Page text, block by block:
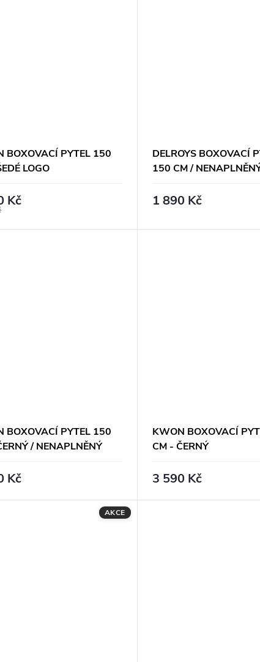
BOXOVACÍ PYTEL 150
LOGO
Kč
DELROYS BOXOVACÍ
150 CM /
1 890 Kč
BOXOVACÍ PYTEL 150
/ NENAPLNĚNÝ
Kč
KWON BOXOVACÍ
CM - ČERNÝ
3 590 Kč
AKCE